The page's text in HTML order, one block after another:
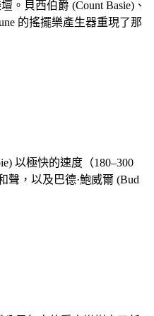
貝西伯爵 (Count Basie)、
的搖擺樂產生器重現了那
以極快的速度（180–300
聲，以及巴德·鮑威爾 (Bud